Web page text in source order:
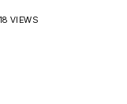
VIEWS